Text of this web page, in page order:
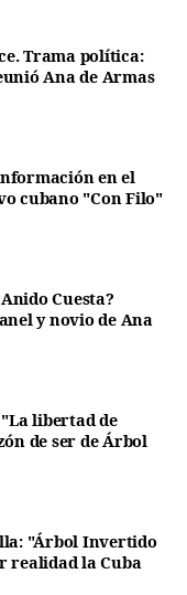
Trama política:
Ana de Armas
en el
cubano "Con Filo"
Cuesta?
y novio de Ana
libertad de
de ser de Árbol
"Árbol Invertido
realidad la Cuba